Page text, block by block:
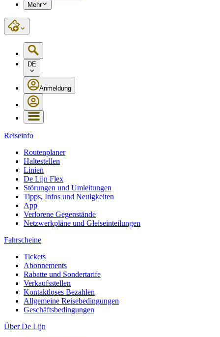
Mehr
DE
Anmeldung
Reiseinfo
Routenplaner
Haltestellen
Linien
De Lijn Flex
Störungen und Umleitungen
Tipps, Infos und Neuigkeiten
App
Verlorene Gegenstände
Netzwerkpläne und Gleiseinteilungen
Fahrscheine
Tickets
Abonnements
Rabatte und Sondertarife
Verkaufsstellen
Kontaktloses Bezahlen
Allgemeine Reisebedingungen
Geschäftsbedingungen
Über De Lijn